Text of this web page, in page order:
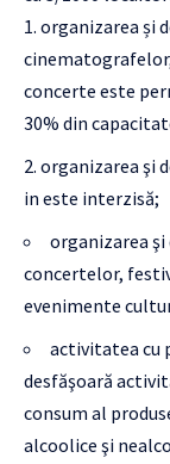
organizarea și
concerte este
30% din
organizarea şi
in este interzisă;
organizarea
concertelor,
evenimente
activitatea cu
desfăşoară
consum al
alcoolice şi